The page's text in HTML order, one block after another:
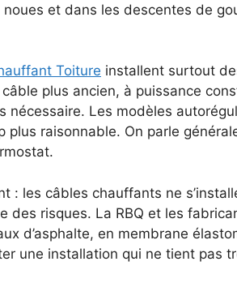
et dans les descentes de
Toiture installent surtout
plus ancien, à puissance
nécessaire. Les modèles
raisonnable. On parle
: les câbles chauffants ne
risques. La RBQ et les
d’asphalte, en membrane
une installation qui ne tient pas